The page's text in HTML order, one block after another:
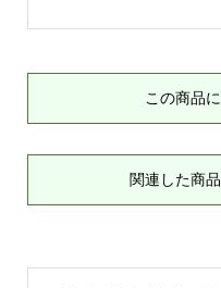
この商品
関連した商